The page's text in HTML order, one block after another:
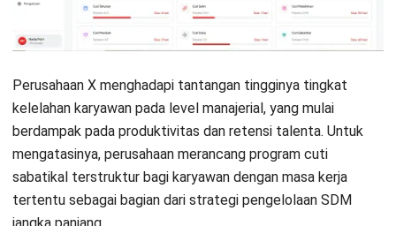
memastikan operasional tetap terkendali selama karyawan
menjalani cuti.
Hasilnya cukup signifikan. Setelah program berjalan dan
didukung sistem HR yang terintegrasi, Perusahaan X
mencatat peningkatan engagement karyawan, penurunan
risiko burnout, serta proses administrasi cuti yang jauh lebih
efisien dan transparan. Kasus ini menunjukkan bahwa cuti
sabatikal akan jauh lebih optimal ketika didukung oleh
sistem HR yang terstruktur.